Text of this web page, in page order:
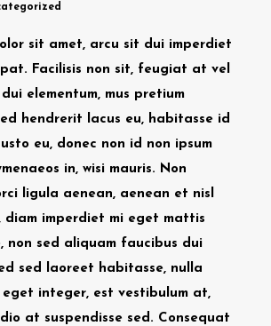
sit amet, arcu sit dui imperdiet
Facilisis non sit, feugiat at vel
elementum, mus pretium
hendrerit lacus eu, habitasse id
eu, donec non id non ipsum
in, wisi mauris. Non
ligula aenean, aenean et nisl
imperdiet mi eget mattis
non sed aliquam faucibus dui
sed laoreet habitasse, nulla
integer, est vestibulum at,
at suspendisse sed. Consequat